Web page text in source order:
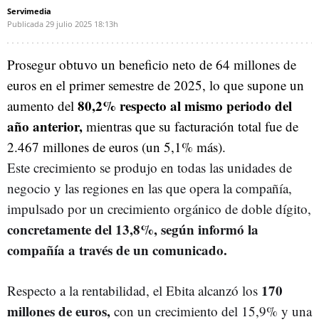
Servimedia
Publicada 29 julio 2025 18:13h
Prosegur obtuvo un beneficio neto de 64 millones de
euros en el primer semestre de 2025, lo que supone un
aumento del 80,2% respecto al mismo periodo del
año anterior, mientras que su facturación total fue de
2.467 millones de euros (un 5,1% más).
Este crecimiento se produjo en todas las unidades de
negocio y las regiones en las que opera la compañía,
impulsado por un crecimiento orgánico de doble dígito,
concretamente del 13,8%, según informó la
compañía a través de un comunicado.
Respecto a la rentabilidad, el Ebita alcanzó los 170
millones de euros, con un crecimiento del 15,9% y una